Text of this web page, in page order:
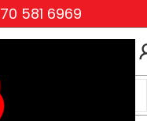
581 6969